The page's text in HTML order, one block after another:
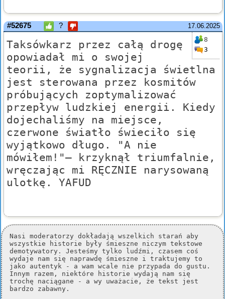
17.06.2025
#52675 ?
8
3
Taksówkarz przez całą drogę
opowiadał mi o swojej
teorii, że sygnalizacja świetlna
jest sterowana przez kosmitów
próbujących zoptymalizować
przepływ ludzkiej energii. Kiedy
dojechaliśmy na miejsce,
czerwone światło świeciło się
wyjątkowo długo. "A nie
mówiłem!"– krzyknął triumfalnie,
wręczając mi RĘCZNIE narysowaną
ulotkę. YAFUD
Nasi moderatorzy dokładają wszelkich starań aby
wszystkie historie były śmieszne niczym tekstowe
demotywatory. Jesteśmy tylko ludźmi, czasem coś
wydaje nam się naprawdę śmieszne i traktujemy to
jako autentyk - a wam wcale nie przypada do gustu.
Innym razem, niektóre historie wydają nam się
trochę naciągane - a wy uważacie, że tekst jest
bardzo zabawny.